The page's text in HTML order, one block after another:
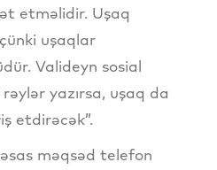
etməlidir. Uşaq
uşaqlar
Valideyn sosial
yazırsa, uşaq da
etdirəcək”.
məqsəd telefon